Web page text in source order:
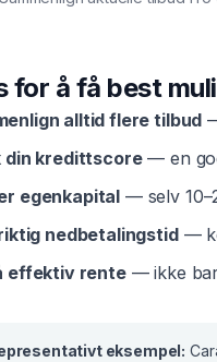
for å få best
alltid flere tilbud
din kredittscore— en
egenkapital — selv
nedbetalingstid—
effektiv rente— ikke
eksempel: